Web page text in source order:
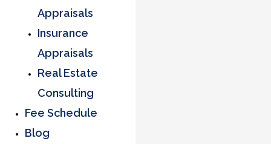
Appraisals
Insurance
Appraisals
Real Estate
Consulting
Fee Schedule
Blog